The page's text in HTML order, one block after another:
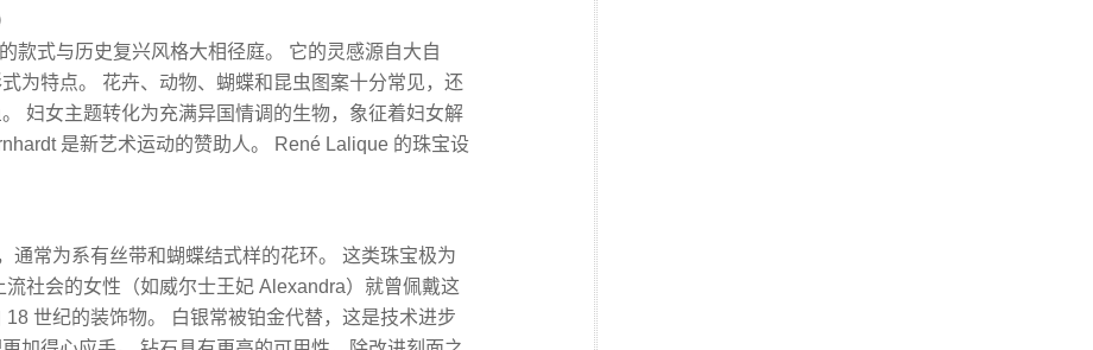
款式与历史复兴风格大相径庭。 它的灵感源自大自
为特点。 花卉、动物、蝴蝶和昆虫图案十分常见，还
妇女主题转化为充满异国情调的生物，象征着妇女解
是新艺术运动的赞助人。 René Lalique 的珠宝设
通常为系有丝带和蝴蝶结式样的花环。 这类珠宝极为
社会的女性（如威尔士王妃 Alexandra）就曾佩戴这
世纪的装饰物。 白银常被铂金代替，这是技术进步